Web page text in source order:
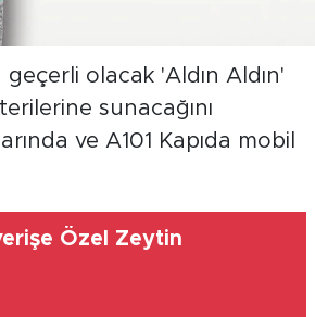
olacak 'Aldın Aldın'
sunacağını
ve A101 Kapıda mobil
Özel Zeytin